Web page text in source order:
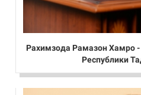
Рахимзода Рамазон Хамро -
Республики